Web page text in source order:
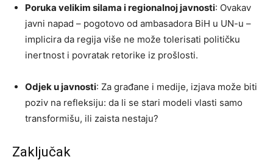
Poruka velikim silama i regionalnoj javnosti: Ovakav
javni napad – pogotovo od ambasadora BiH u UN-u –
implicira da regija više ne može tolerisati političku
inertnost i povratak retorike iz prošlosti.
Odjek u javnosti: Za građane i medije, izjava može biti
poziv na refleksiju: da li se stari modeli vlasti samo
transformišu, ili zaista nestaju?
Zaključak